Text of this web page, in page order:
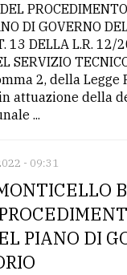
DI GOVERNO
13 DELLA L.R. 12/
SERVIZIO
2, della Legge
attuazione della
...
- 09:31
PIANO DI